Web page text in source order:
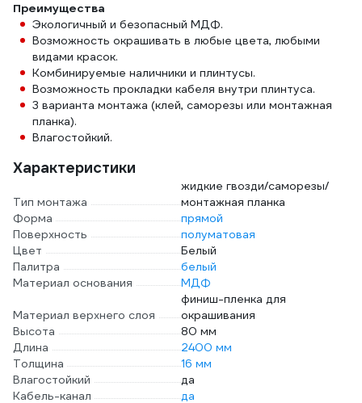
Преимущества
Экологичный и безопасный МДФ.
Возможность окрашивать в любые цвета, любыми
видами красок.
Комбинируемые наличники и плинтусы.
Возможность прокладки кабеля внутри плинтуса.
3 варианта монтажа (клей, саморезы или монтажная
планка).
Влагостойкий.
Характеристики
Тип монтажа
жидкие гвозди/саморезы/
монтажная планка
Форма
прямой
Поверхность
полуматовая
Цвет
Белый
Палитра
белый
Материал основания
МДФ
Материал верхнего слоя
финиш-пленка для
окрашивания
Высота
80 мм
Длина
2400 мм
Толщина
16 мм
Влагостойкий
да
Кабель-канал
да